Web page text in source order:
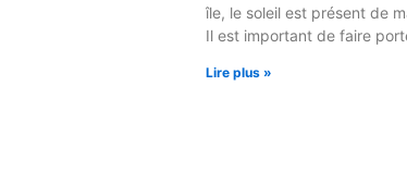
île, le soleil est présent de
Il est important de faire
Lire plus »